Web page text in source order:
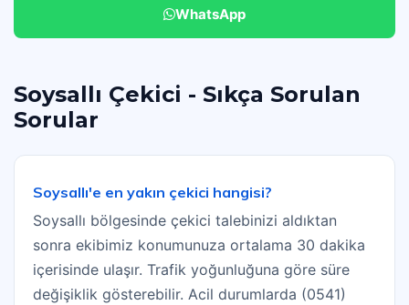
WhatsApp
Soysallı Çekici - Sıkça Sorulan
Sorular
Soysallı'e en yakın çekici hangisi?
Soysallı bölgesinde çekici talebinizi aldıktan
sonra ekibimiz konumunuza ortalama 30 dakika
içerisinde ulaşır. Trafik yoğunluğuna göre süre
değişiklik gösterebilir. Acil durumlarda (0541)